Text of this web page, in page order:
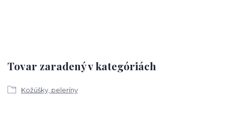
Tovar zaradený v kategóriách
Kožúšky, peleríny